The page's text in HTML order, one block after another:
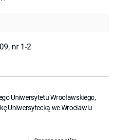
nr 1-2
Uniwersytetu Wrocławskiego,
Uniwersytecką we Wrocławiu